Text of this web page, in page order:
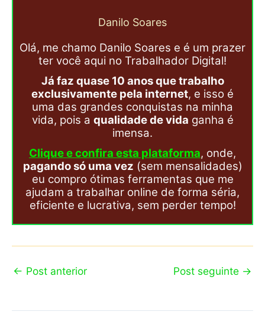
Danilo Soares
Olá, me chamo Danilo Soares e é um prazer
ter você aqui no Trabalhador Digital!
Já faz quase 10 anos que trabalho
exclusivamente pela internet, e isso é
uma das grandes conquistas na minha
vida, pois a qualidade de vida ganha é
imensa.
Clique e confira esta plataforma, onde,
pagando só uma vez (sem mensalidades)
eu compro ótimas ferramentas que me
ajudam a trabalhar online de forma séria,
eficiente e lucrativa, sem perder tempo!
← Post anterior Post seguinte →